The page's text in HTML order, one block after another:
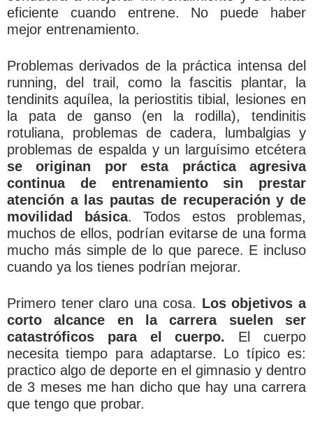
eficiente cuando entrene. No puede haber
mejor entrenamiento.
Problemas derivados de la práctica intensa del
running, del trail, como la fascitis plantar, la
tendinits aquílea, la periostitis tibial, lesiones en
la pata de ganso (en la rodilla), tendinitis
rotuliana, problemas de cadera, lumbalgias y
problemas de espalda y un larguísimo etcétera
se originan por esta práctica agresiva
continua de entrenamiento sin prestar
atención a las pautas de recuperación y de
movilidad básica. Todos estos problemas,
muchos de ellos, podrían evitarse de una forma
mucho más simple de lo que parece. E incluso
cuando ya los tienes podrían mejorar.
Primero tener claro una cosa. Los objetivos a
corto alcance en la carrera suelen ser
catastróficos para el cuerpo. El cuerpo
necesita tiempo para adaptarse. Lo típico es:
practico algo de deporte en el gimnasio y dentro
de 3 meses me han dicho que hay una carrera
que tengo que probar.